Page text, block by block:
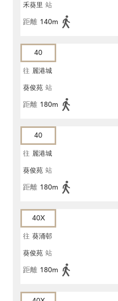
禾葵里 站
距離 140m
40
往 麗港城
葵俊苑 站
距離 180m
40
往 麗港城
葵俊苑 站
距離 180m
40X
往 葵涌邨
葵俊苑 站
距離 180m